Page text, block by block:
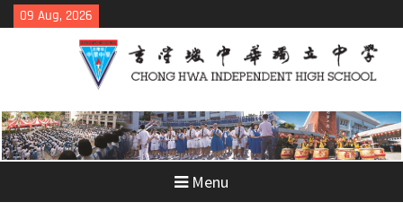
Skip
to
09 Aug, 2026
Menu